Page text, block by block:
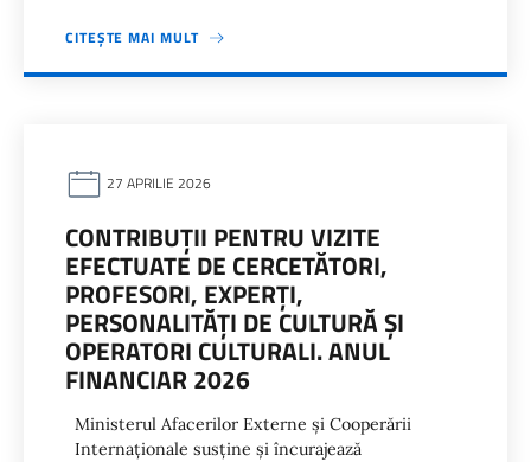
CITEȘTE MAI MULT
27 APRILIE 2026
CONTRIBUȚII PENTRU VIZITE
EFECTUATE DE CERCETĂTORI,
PROFESORI, EXPERȚI,
PERSONALITĂȚI DE CULTURĂ ȘI
OPERATORI CULTURALI. ANUL
FINANCIAR 2026
Ministerul Afacerilor Externe și Cooperării
Internaționale susține și încurajează